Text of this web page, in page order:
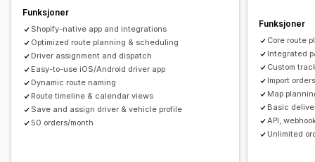
SMS-varsler
Førersporing
Sporing av bestilling
Dokumentasjon på levering
Sporingssider
Ruteoptimalisering
Bestillingsoppdateringer
Funksjoner
Shopify-native app and integrations
Optimized route planning & scheduling
Driver assignment and dispatch
Easy-to-use iOS/Android driver app
Dynamic route naming
Route timeline & calendar views
Save and assign driver & vehicle profile
50 orders/month
Funksjoner
Core route
Integrated
Custom
Import
Map
Basic
API,
Unlimited